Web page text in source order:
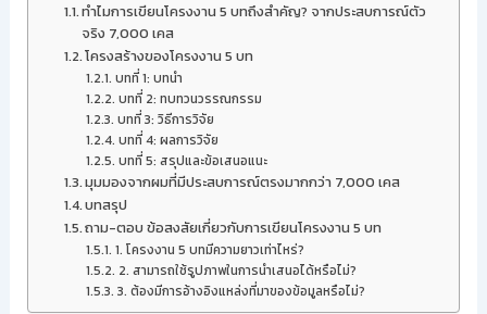
ทำไมการเขียนโครงงาน 5 บทถึงสำคัญ? จากประสบการณ์ตัว
จริง 7,000 เคส
โครงสร้างของโครงงาน 5 บท
บทที่ 1: บทนำ
บทที่ 2: ทบทวนวรรณกรรม
บทที่ 3: วิธีการวิจัย
บทที่ 4: ผลการวิจัย
บทที่ 5: สรุปและข้อเสนอแนะ
มุมมองจากผมที่มีประสบการณ์ตรงมากกว่า 7,000 เคส
บทสรุป
ถาม-ตอบ ข้อสงสัยเกี่ยวกับการเขียนโครงงาน 5 บท
1. โครงงาน 5 บทมีความยาวเท่าไหร่?
2. สามารถใช้รูปภาพในการนำเสนอได้หรือไม่?
3. ต้องมีการอ้างอิงแหล่งที่มาของข้อมูลหรือไม่?